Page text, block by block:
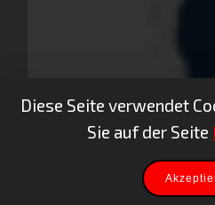
Diese Seite verwendet
Sie auf der Seite